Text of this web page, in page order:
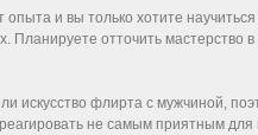
опыта и вы только хотите
Планируете отточить мастерство
искусство флирта с мужчиной,
не самым приятным